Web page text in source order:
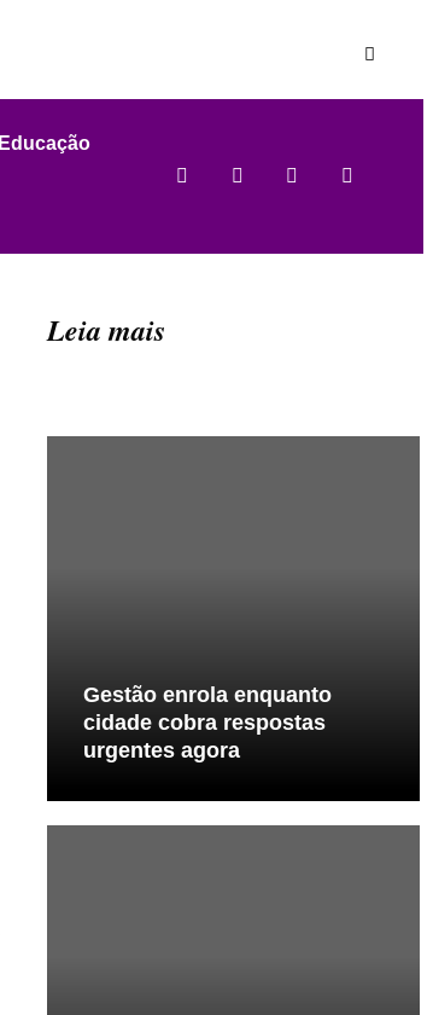
Educação
Leia mais
Gestão enrola enquanto
cidade cobra respostas
urgentes agora